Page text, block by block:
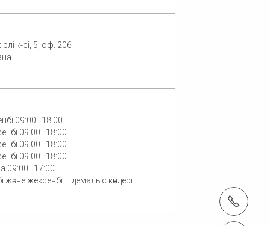
к-сі, 5, оф. 206
09:00–18:00
09:00–18:00
09:00–18:00
09:00–18:00
09:00–17:00
және жексенбі – демалыс күндері